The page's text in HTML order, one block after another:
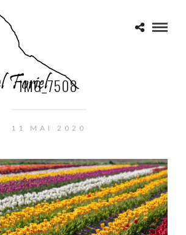
IMG_7508
11 MAI 2020